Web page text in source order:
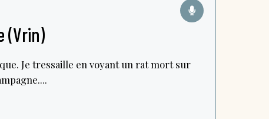
(Vrin)
Je tressaille en voyant un rat mort sur